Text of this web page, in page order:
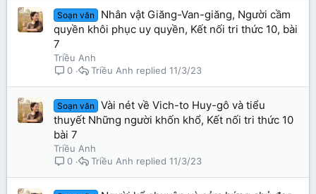
Soạn văn
Nhân vật Giăng-Van-giăng, Người cầm
quyền khôi phục uy quyền, Kết nối tri thức 10, bài
7
Triều Anh
0
11/3/23
Triều Anh
Soạn văn
Vài nét về Vich-to Huy-gô và tiểu
thuyết Những người khốn khổ, Kết nối tri thức 10
bài 7
Triều Anh
0
11/3/23
Triều Anh